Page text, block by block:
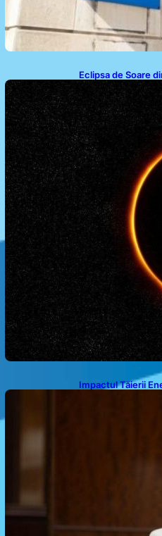
Eclipsa de Soare
Astronomic Pe
Impactul Tăierii